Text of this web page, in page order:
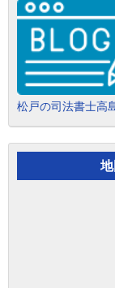
松戸の司法書士高